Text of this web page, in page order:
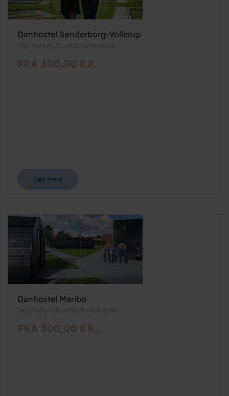
Danhostel Sønderborg-Vollerup
Mommarkvej 22, 6400 Sønderborg
FRA 300,00 KR.
Læs mere
Danhostel Maribo
Ved Stadion 2B, 4930 Maribo Maribo
FRA 500,00 KR.